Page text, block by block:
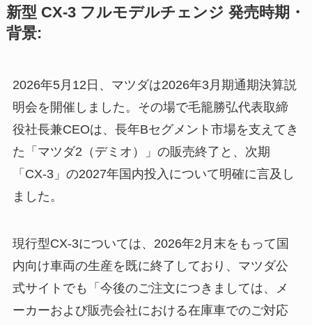
新型 CX-3 フルモデルチェンジ 発売時期・
背景:
2026年5月12日、マツダは2026年3月期通期決算説
明会を開催しました。その場で毛籠勝弘代表取締
役社長兼CEOは、長年Bセグメント市場を支えてき
た「マツダ2（デミオ）」の販売終了と、次期
「CX-3」の2027年国内投入について明確に言及し
ました。
現行型CX-3については、2026年2月末をもって国
内向け車両の生産を既に終了しており、マツダ公
式サイトでも「今後のご注文につきましては、メ
ーカーおよび販売会社における在庫車でのご対応